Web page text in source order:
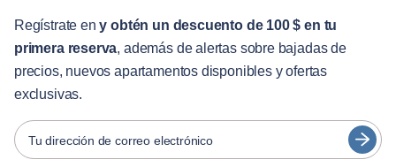
Servicios para huéspedes
Guías de ciudades
Socios
Operadores de alquiler amueblado
Propietarios
English
Português
Español
Français
Regístrate eny obtén un descuento de 100 $ en tu
primera reserva, además de alertas sobre bajadas de
precios, nuevos apartamentos disponibles y ofertas
exclusivas.
Tu dirección de correo electrónico